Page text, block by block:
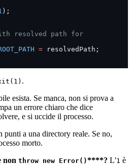
);
resolved path for
= resolvedPath;
.
esista. Se manca, non si prova a
un errore chiaro che dice
e si uccide il processo.
a una directory reale. Se no,
morto.
non throw new Error()****? L'1 è